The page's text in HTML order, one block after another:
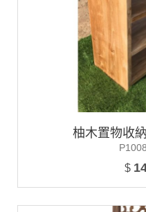
柚木置物收
$